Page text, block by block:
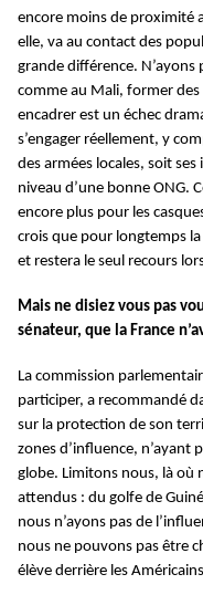
encore moins de proximité
elle, va au contact des
grande différence. N’ayons
comme au Mali, former des
encadrer est un échec
s’engager réellement, y
des armées locales, soit
niveau d’une bonne ONG.
encore plus pour les
crois que pour longtemps
et restera le seul recours
Mais ne disiez vous pas
sénateur, que la France
La commission
participer, a recommandé
sur la protection de son
zones d’influence, n’ayant
globe. Limitons nous, là où
attendus : du golfe de
nous n’ayons pas de
nous ne pouvons pas être
élève derrière les